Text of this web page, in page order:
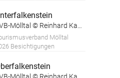
Mölltal
Besichtigungen